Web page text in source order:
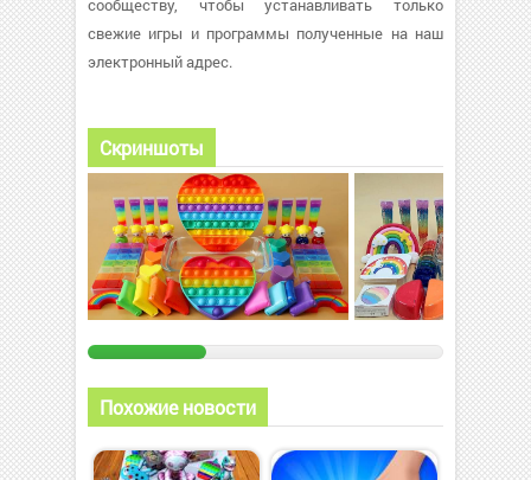
сообществу, чтобы устанавливать только
свежие игры и программы полученные на наш
электронный адрес.
Скриншоты
Похожие новости